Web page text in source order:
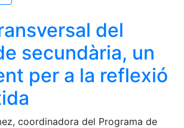
del
secundària, un
per a la reflexió
coordinadora del Programa de